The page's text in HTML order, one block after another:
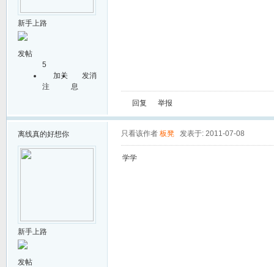
新手上路
发帖
5
加关
注
发消
息
回复 举报
离线真的好想你
新手上路
发帖
只看该作者 板凳 发表于: 2011-07-08
学学